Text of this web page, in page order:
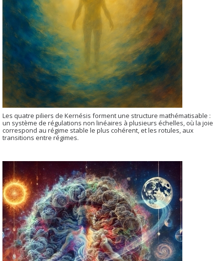
Les quatre piliers de Kernésis forment une structure mathématisable :
un système de régulations non linéaires à plusieurs échelles, où la joie
correspond au régime stable le plus cohérent, et les rotules, aux
transitions entre régimes.